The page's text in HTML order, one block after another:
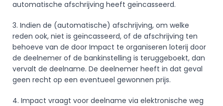
automatische afschrijving heeft geïncasseerd.
3. Indien de (automatische) afschrijving, om welke
reden ook, niet is geïncasseerd, of de afschrijving ten
behoeve van de door Impact te organiseren loterij door
de deelnemer of de bankinstelling is teruggeboekt, dan
vervalt de deelname. De deelnemer heeft in dat geval
geen recht op een eventueel gewonnen prijs.
4. Impact vraagt voor deelname via elektronische weg